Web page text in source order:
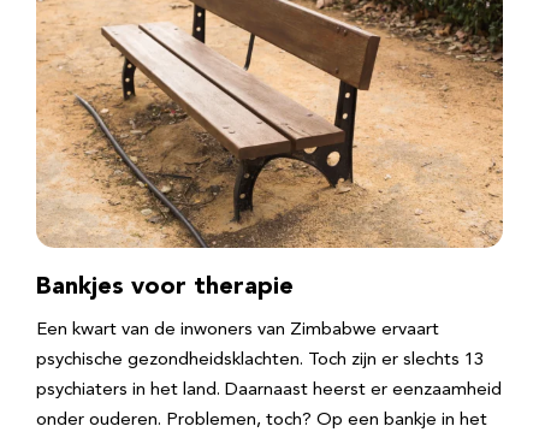
Bankjes voor therapie
Een kwart van de inwoners van Zimbabwe ervaart
psychische gezondheidsklachten. Toch zijn er slechts 13
psychiaters in het land. Daarnaast heerst er eenzaamheid
onder ouderen. Problemen, toch? Op een bankje in het